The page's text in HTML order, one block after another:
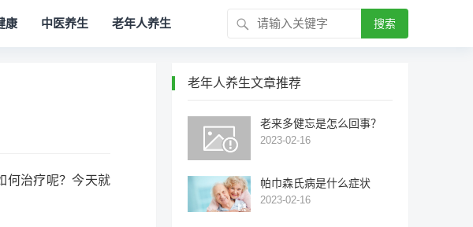
康 中医养生 老年人养生 搜索
何治疗呢？今天就
老年人养生文章推荐
老来多健忘是怎么回事？
2023-02-16
帕巾森氏病是什么症状
2023-02-16